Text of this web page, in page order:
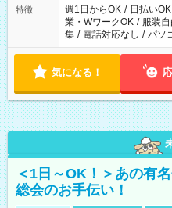
特徴 週1日からOK / 日払いOK
業・WワークOK / 服装自
集 / 電話対応なし / パソ
気になる！
＜1日～OK！＞あの有
総会のお手伝い！